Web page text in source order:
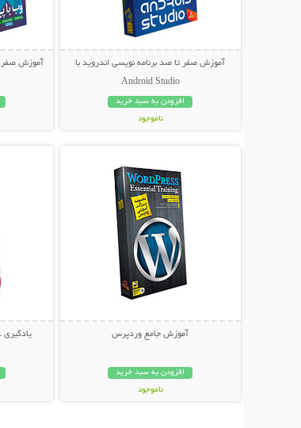
آموزش صفر تا صد برنامه نویسی اندروید با
Android Studio
افزودن به سبد خرید
ناموجود
آموزش جامع وردپرس
افزودن به سبد خرید
ناموجود
یادگیری HTML و CSS تنها در 30 روز